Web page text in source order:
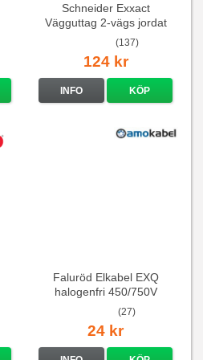
Schneider Exxact
Vägguttag 2-vägs jordat
Vit standarduttag
(137)
124 kr
INFO KÖP
Faluröd Elkabel EXQ
halogenfri 450/750V
(27)
24 kr